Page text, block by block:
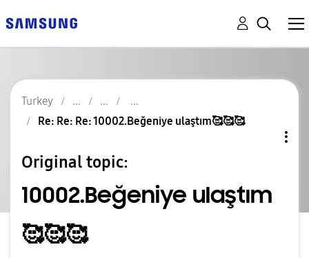
Turkey
Re: Re: Re: 10002.Beğeniye ulaştım🥰🥰🥰
Original topic:
10002.Beğeniye ulaştım
🥰🥰🥰